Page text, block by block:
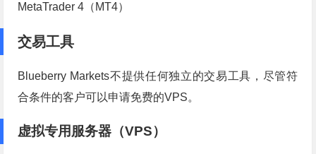
MetaTrader 4（MT4）
交易工具
Blueberry Markets不提供任何独立的交易工具，尽管符
合条件的客户可以申请免费的VPS。
虚拟专用服务器（VPS）